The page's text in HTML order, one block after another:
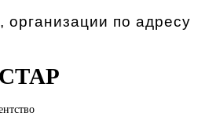
организации по адресу